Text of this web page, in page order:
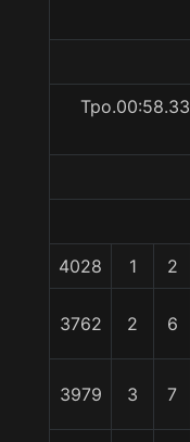
4028 1 2
3762 2 6
3979 3 7